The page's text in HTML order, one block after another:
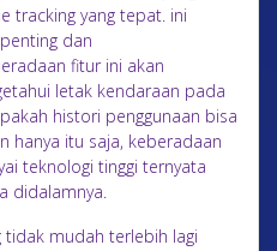
tracking yang tepat. ini
dan
fitur ini akan
letak kendaraan pada
histori penggunaan bisa
hanya itu saja, keberadaan
teknologi tinggi ternyata
didalamnya.
mudah terlebih lagi